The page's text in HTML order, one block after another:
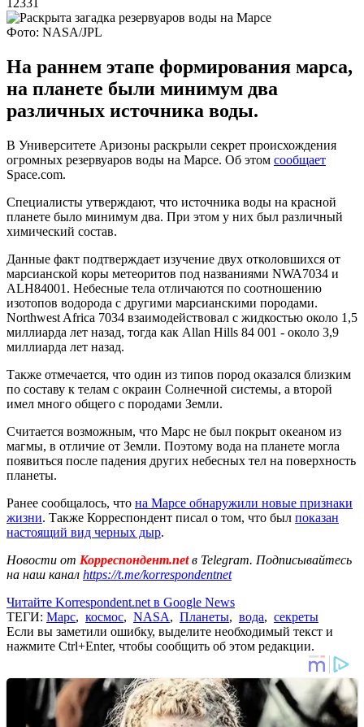
Фото: NASA/JPL
На раннем этапе формирования марса,
на планете были минимум два
различных источника воды.
В Университете Аризоны раскрыли секрет происхождения
огромных резервуаров воды на Марсе. Об этом сообщает
Space.com.
Специалисты утверждают, что источника воды на красной
планете было минимум два. При этом у них был различный
химический состав.
Данные факт подтверждает изучение двух отколовшихся от
марсианской коры метеоритов под названиями NWA7034 и
ALH84001. Небесные тела отличаются по соотношению
изотопов водорода с другими марсианскими породами.
Northwest Africa 7034 взаимодействовал с жидкостью около 1,5
миллиарда лет назад, тогда как Allan Hills 84 001 - около 3,9
миллиарда лет назад.
Также отмечается, что один из типов пород оказался близким
по составу к телам с окраин Солнечной системы, а второй
имел много общего с породами Земли.
Считается возможным, что Марс не был покрыт океаном из
магмы, в отличие от Земли. Поэтому вода на планете могла
появиться после падения других небесных тел на поверхность
планеты.
Ранее сообщалось, что на Марсе обнаружили новые признаки
жизни. Также Корреспондент писал о том, что был показан
настоящий вид черных дыр.
Новости от Корреспондент.netв Telegram. Подписывайтесь
на наш канал https://t.me/korrespondentnet
Читайте Korrespondent.net в Google News
ТЕГИ: Марс, космос, NASA, Планеты, вода, секреты
Если вы заметили ошибку, выделите необходимый текст и
нажмите Ctrl+Enter, чтобы сообщить об этом редакции.